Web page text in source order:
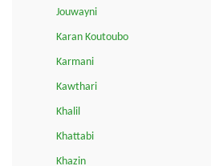
Jouwayni
Karan Koutoubo
Karmani
Kawthari
Khalil
Khattabi
Khazin